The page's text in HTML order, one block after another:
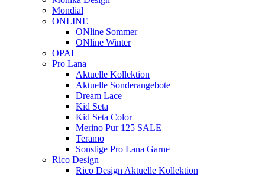
Mondial
ONLINE
ONline Sommer
ONline Winter
OPAL
Pro Lana
Aktuelle Kollektion
Aktuelle Sonderangebote
Dream Lace
Kid Seta
Kid Seta Color
Merino Pur 125 SALE
Teramo
Sonstige Pro Lana Garne
Rico Design
Rico Design Aktuelle Kollektion